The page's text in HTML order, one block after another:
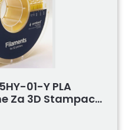
01-Y PLA
Za 3D Stampac...